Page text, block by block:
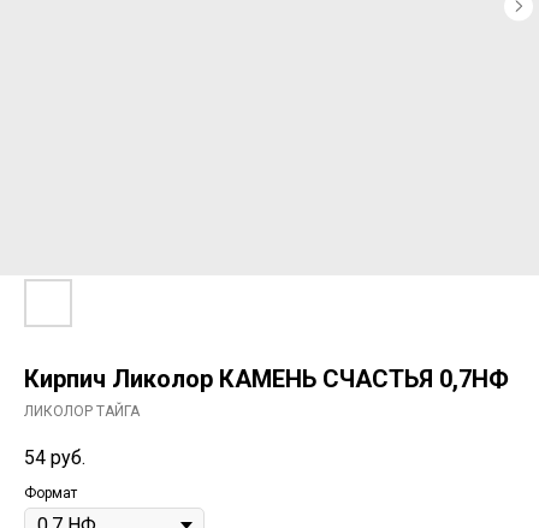
Кирпич Ликолор КАМЕНЬ СЧАСТЬЯ 0,7НФ
ЛИКОЛОР ТАЙГА
54 руб.
Формат